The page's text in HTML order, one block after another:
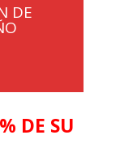
DE
DE SU